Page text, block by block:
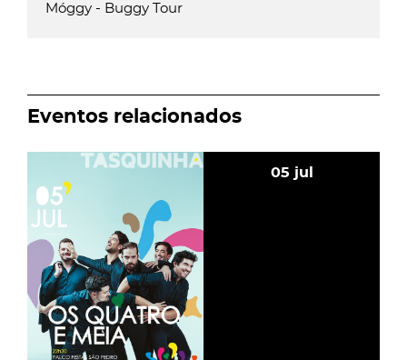
Móggy - Buggy Tour
Eventos relacionados
OS QUATRO E MEIA
05 jul